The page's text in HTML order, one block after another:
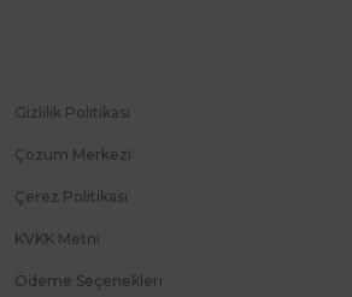
Gizlilik Politikası
Çözüm Merkezi
Çerez Politikası
KVKK Metni
Ödeme Seçenekleri